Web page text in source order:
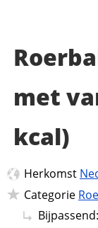
met
kcal)
Herkomst
Categorie
Bijpassend: